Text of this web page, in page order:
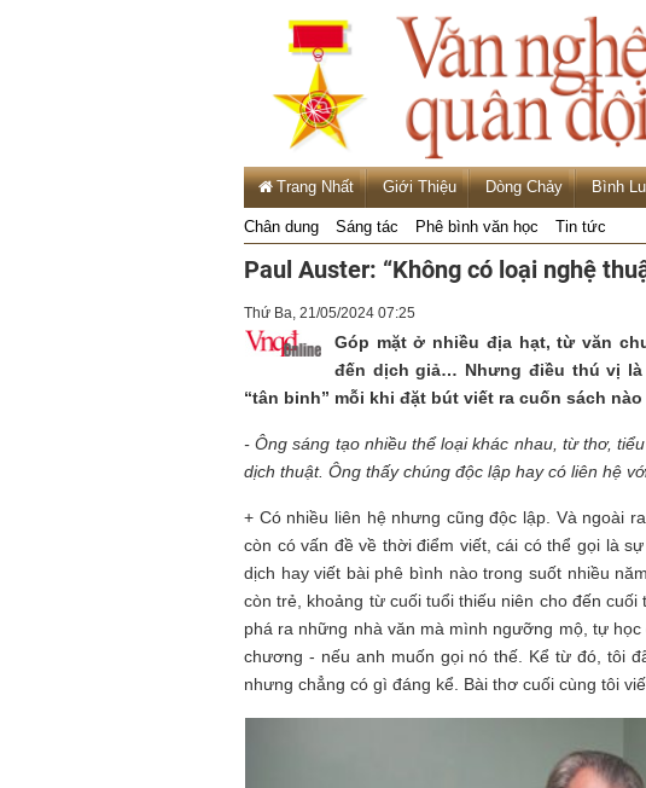
Trang Nhất Giới Thiệu Dòng Chảy Bình
Chân dung Sáng tác Phê bình văn học Tin tức
Paul Auster: “Không có loại nghệ
Thứ Ba, 21/05/2024 07:25
Góp mặt ở nhiều địa hạt, từ văn
đến dịch giả… Nhưng điều thú vị
“tân binh” mỗi khi đặt bút viết ra cuốn sách
- Ông sáng tạo nhiều thể loại khác nhau, từ thơ,
dịch thuật. Ông thấy chúng độc lập hay có liên hệ
+ Có nhiều liên hệ nhưng cũng độc lập. Và ngoài
còn có vấn đề về thời điểm viết, cái có thể gọi là
dịch hay viết bài phê bình nào trong suốt nhiều
còn trẻ, khoảng từ cuối tuổi thiếu niên cho đến
phá ra những nhà văn mà mình ngưỡng mộ, tự
chương - nếu anh muốn gọi nó thế. Kể từ đó, tôi
nhưng chẳng có gì đáng kể. Bài thơ cuối cùng tôi